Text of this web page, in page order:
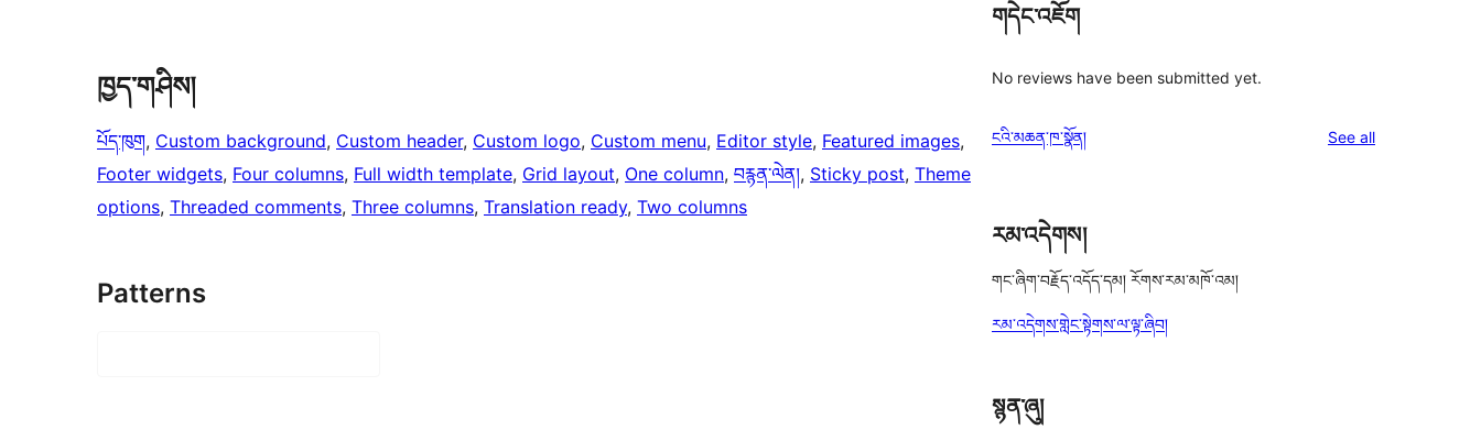
ཁྱད་གཤིས།
པོད་ཁུག, Custom background, Custom header, Custom logo, Custom menu, Editor style, Featured images
Footer widgets, Four columns, Full width template, Grid layout, One column, བརྙན་ལེན།, Sticky post, Theme
options, Threaded comments, Three columns, Translation ready, Two columns
Patterns
གདེང་འཇོག
No reviews have been submitted yet.
ངའི་མཆན་ཁ་སྣོན། See allreviews
རམ་འདེགས།
གང་ཞིག་བརྗོད་འདོད་དམ། རོགས་རམ་མཁོ་འམ།
རམ་འདེགས་གླེང་སྟེགས་ལ་ལྟ་ཞིབ།
སྙན་ཞུ།